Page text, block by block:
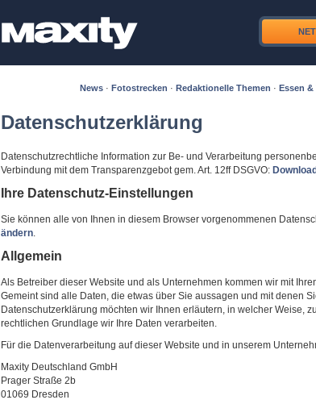
News · Fotostrecken · Redaktionelle Themen · Essen &
Datenschutzerklärung
Datenschutzrechtliche Information zur Be- und Verarbeitung
Verbindung mit dem Transparenzgebot gem. Art. 12ff DSGVO:
Ihre Datenschutz-Einstellungen
Sie können alle von Ihnen in diesem Browser vorgenommenen
ändern.
Allgemein
Als Betreiber dieser Website und als Unternehmen kommen wir mit
Gemeint sind alle Daten, die etwas über Sie aussagen und mit denen
Datenschutzerklärung möchten wir Ihnen erläutern, in welcher Weise,
rechtlichen Grundlage wir Ihre Daten verarbeiten.
Für die Datenverarbeitung auf dieser Website und in unserem
Maxity Deutschland GmbH
Prager Straße 2b
01069 Dresden